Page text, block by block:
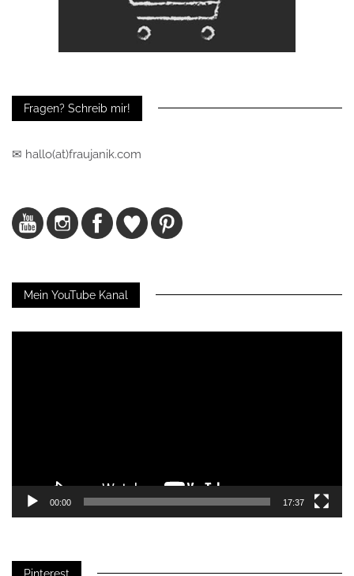
Fragen? Schreib mir!
✉ hallo(at)fraujanik.com
Mein YouTube Kanal
00:00 17:37
Pinterest